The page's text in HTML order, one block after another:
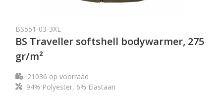
BS551-03-3XL
BS Traveller softshell bodywarmer, 275
gr/m²
21036 op voorraad
94% Polyester, 6% Elastaan